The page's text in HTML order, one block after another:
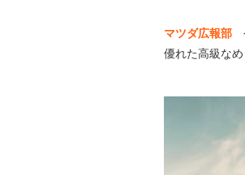
マツダ広報部
優れた高級なめ